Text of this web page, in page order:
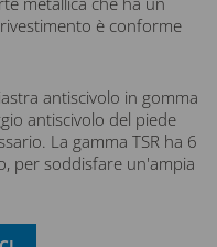
è conforme
antiscivolo in gomma
antiscivolo del piede
La gamma TSR ha 6
per soddisfare un'ampia